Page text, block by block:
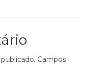
Campos